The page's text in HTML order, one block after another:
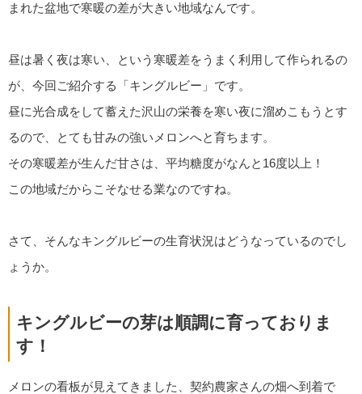
まれた盆地で寒暖の差が大きい地域なんです。
昼は暑く夜は寒い、という寒暖差をうまく利用して作られるの
が、今回ご紹介する「キングルビー」です。
昼に光合成をして蓄えた沢山の栄養を寒い夜に溜めこもうとす
るので、とても甘みの強いメロンへと育ちます。
その寒暖差が生んだ甘さは、平均糖度がなんと16度以上！
この地域だからこそなせる業なのですね。
さて、そんなキングルビーの生育状況はどうなっているのでし
ょうか。
キングルビーの芽は順調に育っておりま
す！
メロンの看板が見えてきました、契約農家さんの畑へ到着で